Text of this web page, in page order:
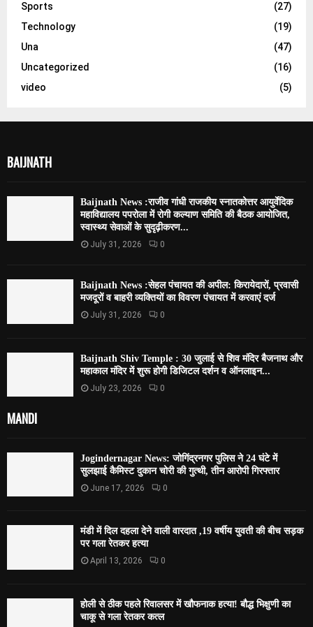
Sports
(27)
Technology
(19)
Una
(47)
Uncategorized
(16)
video
(5)
BAIJNATH
Baijnath News :राजीव गांधी राजकीय स्नातकोत्तर आयुर्वेदिक
महाविद्यालय पपरोला में रोगी कल्याण समिति की बैठक आयोजित,
स्वास्थ्य सेवाओं के सुदृढ़ीकरण...
July 31, 2026 0
Baijnath News :सेहल पंचायत की अपील: किरायेदारों, प्रवासी
मजदूरों व बाहरी व्यक्तियों का विवरण पंचायत में करवाएं दर्ज
July 31, 2026 0
Baijnath Shiv Temple : 30 जुलाई से शिव मंदिर बैजनाथ और
महाकाल मंदिर में शुरू होगी डिजिटल दर्शन व ऑनलाइन...
July 23, 2026 0
MANDI
Jogindernagar News: जोगिंद्रनगर पुलिस ने 24 घंटे में
सुलझाई कैमिस्ट दुकान चोरी की गुत्थी, तीन आरोपी गिरफ्तार
June 17, 2026 0
मंडी में दिल दहला देने वाली वारदात ,19 वर्षीय युवती की बीच सड़क
पर गला रेतकर हत्या
April 13, 2026 0
होली से ठीक पहले रिवालसर में खौफनाक हत्या! बौद्ध भिक्षुणी का
चाकू से गला रेतकर कत्ल